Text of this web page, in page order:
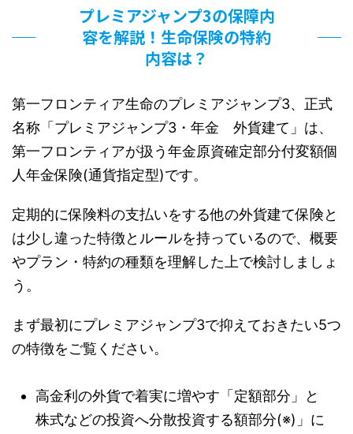
プレミアジャンプ3の保障内
容を解説！生命保険の特約
内容は？
第一フロンティア生命のプレミアジャンプ3、正式
名称「プレミアジャンプ3・年金 外貨建て」は、
第一フロンティアが扱う年金原資確定部分付変額個
人年金保険(通貨指定型)です。
定期的に保険料の支払いをする他の外貨建て保険と
は少し違った特徴とルールを持っているので、概要
やプラン・特約の種類を理解した上で検討しましょ
う。
まず最初にプレミアジャンプ3で抑えておきたい5つ
の特徴をご覧ください。
高金利の外貨で着実に増やす「定額部分」と
株式などの投資へ分散投資する額部分(※)」に